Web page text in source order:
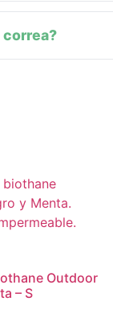
correa?
Outdoor
– S